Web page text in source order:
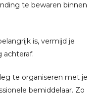
te bewaren binnen
is, vermijd je
achteraf.
te organiseren met je
bemiddelaar. Zo